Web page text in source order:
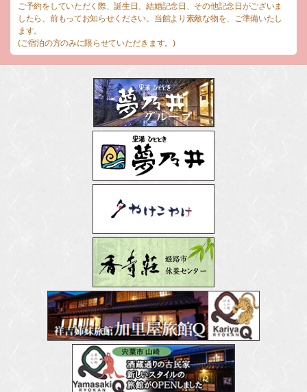
ご予約をしていただく際、誕生日、結婚記念日、その他記念日がございま
したら、前もってお知らせください。当館より素敵な物を、ご準備いたし
ます。
(ご宿泊の方のみに限らせていただきます。)